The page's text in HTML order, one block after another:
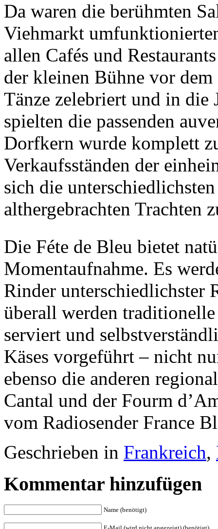
Da waren die berühmten
Viehmarkt
allen Cafés und
der kleinen Bühne vor
Tänze zelebriert und in die
spielten die passenden
Dorfkern wurde komplett
Verkaufsständen der
sich die
althergebrachten Trachten
Die Féte de Bleu bietet
Momentaufnahme. Es
Rinder unterschiedlichster
überall werden
serviert und
Käses vorgeführt – nicht
ebenso die anderen
Cantal und der Fourm
vom Radiosender France
Geschrieben in Frankreich,
Kommentar hinzufügen
Name (benötigt)